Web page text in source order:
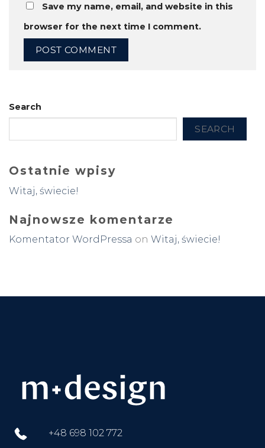
Save my name, email, and website in this
browser for the next time I comment.
Search
SEARCH
Ostatnie wpisy
Witaj, świecie!
Najnowsze komentarze
Komentator WordPressa on Witaj, świecie!
+48 698 102 772